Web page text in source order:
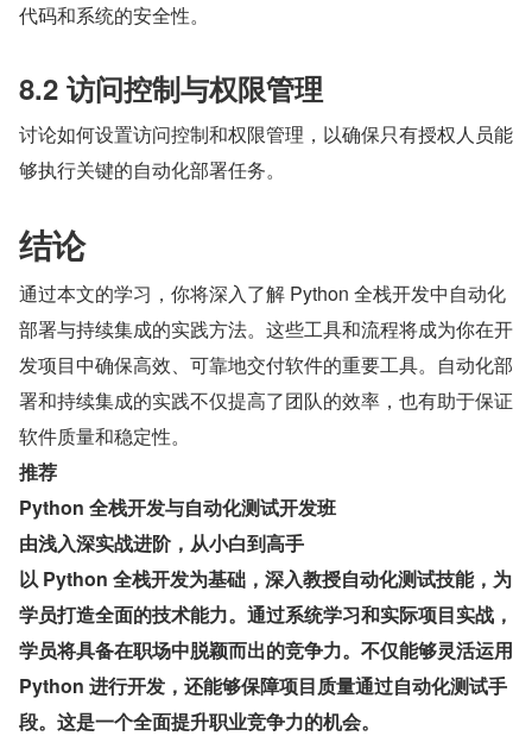
代码和系统的安全性。
8.2 访问控制与权限管理
讨论如何设置访问控制和权限管理，以确保只有授权人员能
够执行关键的自动化部署任务。
结论
通过本文的学习，你将深入了解 Python 全栈开发中自动化
部署与持续集成的实践方法。这些工具和流程将成为你在开
发项目中确保高效、可靠地交付软件的重要工具。自动化部
署和持续集成的实践不仅提高了团队的效率，也有助于保证
软件质量和稳定性。
推荐
Python 全栈开发与自动化测试开发班
由浅入深实战进阶，从小白到高手
以 Python 全栈开发为基础，深入教授自动化测试技能，为
学员打造全面的技术能力。通过系统学习和实际项目实战，
学员将具备在职场中脱颖而出的竞争力。不仅能够灵活运用
Python 进行开发，还能够保障项目质量通过自动化测试手
段。这是一个全面提升职业竞争力的机会。